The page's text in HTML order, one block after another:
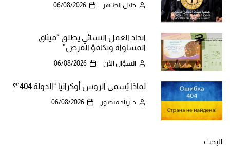
جلال الطاهر 06/08/2026
اتحاد العمل النسائي يطلق “ميثاق
المساواة وتكافؤ الفرص”
السؤال الآن 06/08/2026
لماذا يُسمي الروس أوكرانيا “الدولة 404″؟
د. زياد منصور 06/08/2026
البحث